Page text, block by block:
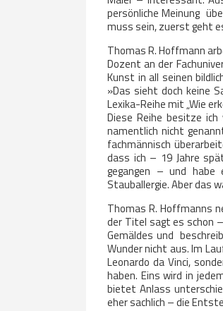
persönliche Meinung
muss sein, zuerst geht
Thomas R. Hoffmann
Dozent an der
Kunst in all seinen
»Das sieht doch keine
Lexika-Reihe mit „Wie
Diese Reihe besitze
namentlich nicht
fachmännisch
dass ich – 19 Jahre
gegangen – und habe
Stauballergie. Aber das
Thomas R. Hoffmanns
der Titel sagt es schon
Gemäldes und
Wunder nicht aus. Im
Leonardo da Vinci,
haben. Eins wird in
bietet Anlass
eher sachlich – die